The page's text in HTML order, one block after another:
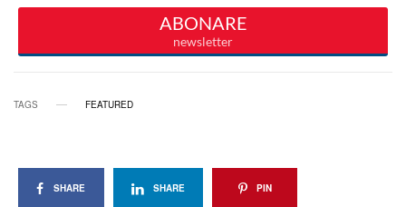
TAGS FEATURED
SHARE SHARE PIN